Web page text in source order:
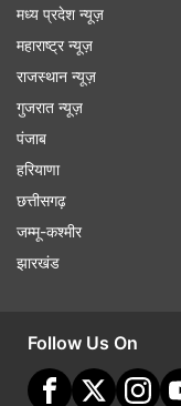
मध्य प्रदेश न्यूज़
महाराष्ट्र न्यूज़
राजस्थान न्यूज़
गुजरात न्यूज़
पंजाब
हरियाणा
छत्तीसगढ़
जम्मू-कश्मीर
झारखंड
Follow Us On